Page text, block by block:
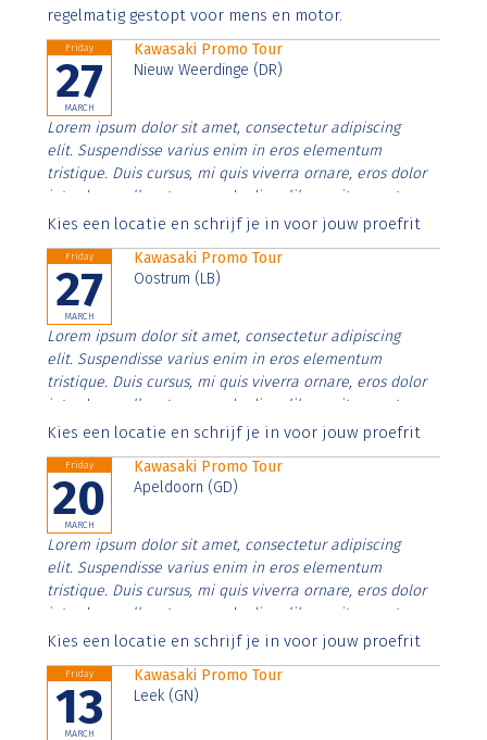
regelmatig gestopt voor mens en motor.
Friday
27
MARCH
Kawasaki Promo Tour
Nieuw Weerdinge (DR)
Lorem ipsum dolor sit amet, consectetur adipiscing
elit. Suspendisse varius enim in eros elementum
tristique. Duis cursus, mi quis viverra ornare, eros dolor
interdum nulla, ut commodo diam libero vitae erat.
Aenean faucibus nibh et justo cursus id rutrum lorem
Kies een locatie en schrijf je in voor jouw proefrit
Friday
27
MARCH
Kawasaki Promo Tour
Oostrum (LB)
Lorem ipsum dolor sit amet, consectetur adipiscing
elit. Suspendisse varius enim in eros elementum
tristique. Duis cursus, mi quis viverra ornare, eros dolor
interdum nulla, ut commodo diam libero vitae erat.
Aenean faucibus nibh et justo cursus id rutrum lorem
Kies een locatie en schrijf je in voor jouw proefrit
Friday
20
MARCH
Kawasaki Promo Tour
Apeldoorn (GD)
Lorem ipsum dolor sit amet, consectetur adipiscing
elit. Suspendisse varius enim in eros elementum
tristique. Duis cursus, mi quis viverra ornare, eros dolor
interdum nulla, ut commodo diam libero vitae erat.
Aenean faucibus nibh et justo cursus id rutrum lorem
Kies een locatie en schrijf je in voor jouw proefrit
Friday
13
MARCH
Kawasaki Promo Tour
Leek (GN)